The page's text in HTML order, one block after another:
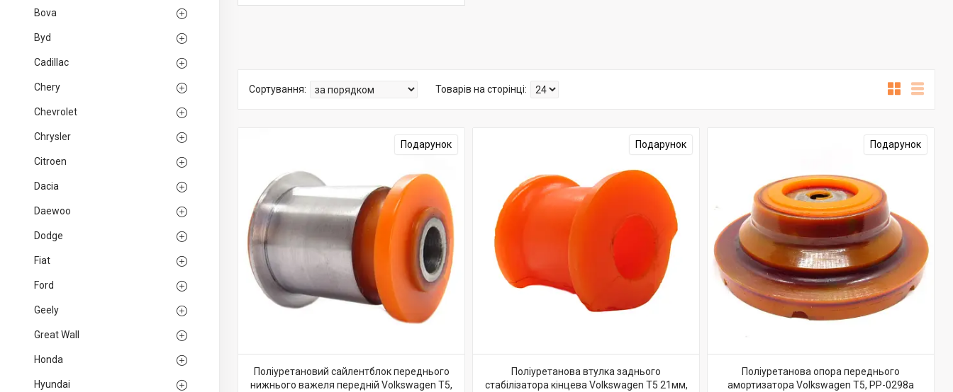
Bova
Byd
Cadillac
Chery
Chevrolet
Chrysler
Citroen
Dacia
Daewoo
Dodge
Fiat
Ford
Geely
Great Wall
Honda
Hyundai
Подарунок
Поліуретановий сайлентблок переднього
нижнього важеля передній Volkswagen T5,
Подарунок
Поліуретанова втулка заднього
стабілізатора кінцева Volkswagen T5 21мм,
Подарунок
Поліуретанова опора переднього
амортизатора Volkswagen T5, PP-0298a